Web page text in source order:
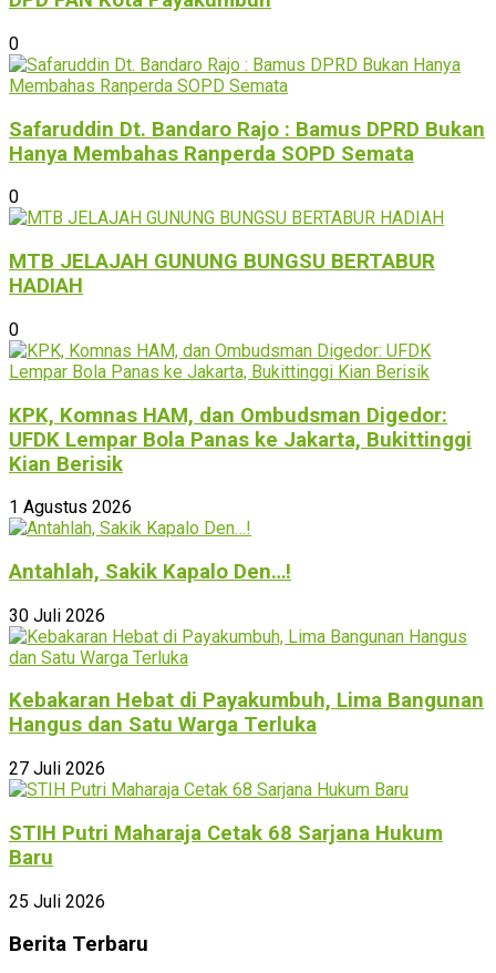
0
Safaruddin Dt. Bandaro Rajo : Bamus DPRD Bukan
Hanya Membahas Ranperda SOPD Semata
0
MTB JELAJAH GUNUNG BUNGSU BERTABUR
HADIAH
0
KPK, Komnas HAM, dan Ombudsman Digedor:
UFDK Lempar Bola Panas ke Jakarta, Bukittinggi
Kian Berisik
1 Agustus 2026
Antahlah, Sakik Kapalo Den…!
30 Juli 2026
Kebakaran Hebat di Payakumbuh, Lima Bangunan
Hangus dan Satu Warga Terluka
27 Juli 2026
STIH Putri Maharaja Cetak 68 Sarjana Hukum
Baru
25 Juli 2026
Berita Terbaru